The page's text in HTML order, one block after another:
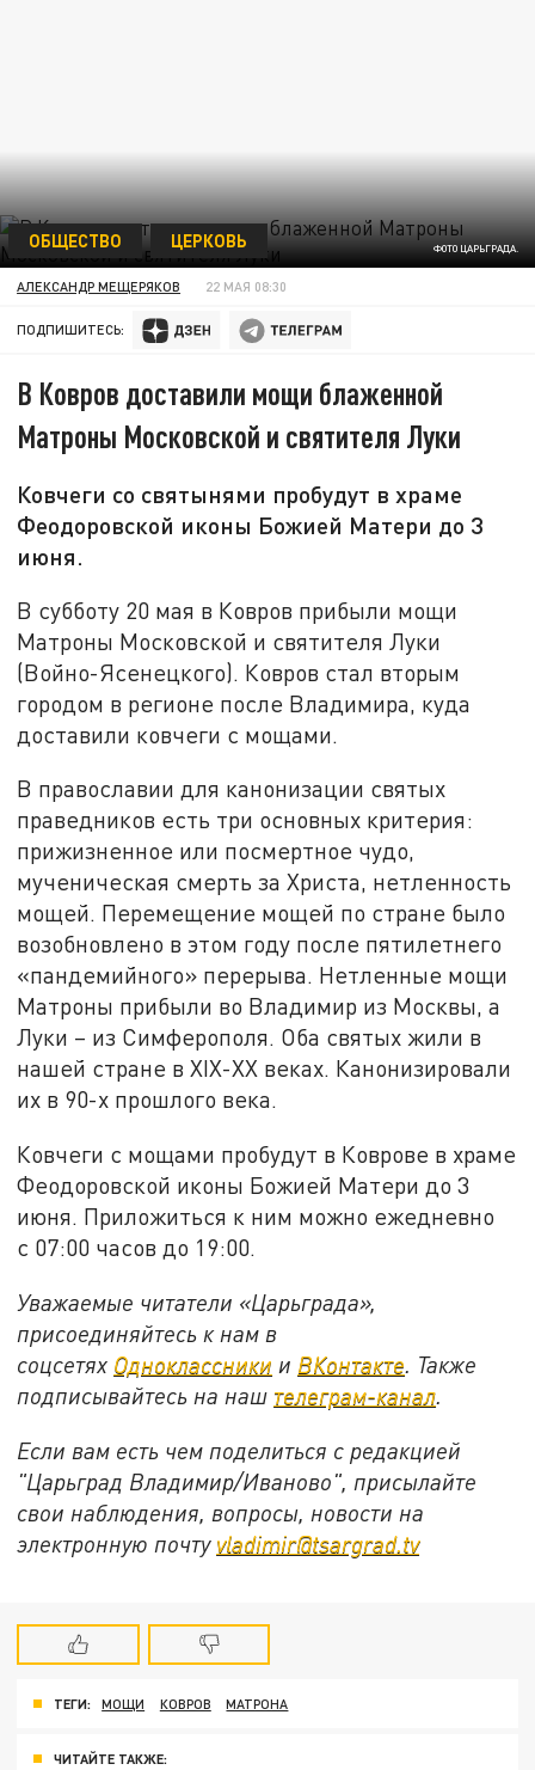
ФОТО ЦАРЬГРАДА.
ОБЩЕСТВО ЦЕРКОВЬ
АЛЕКСАНДР МЕЩЕРЯКОВ 22 МАЯ 08:30
ПОДПИШИТЕСЬ:
В Ковров доставили мощи блаженной
Матроны Московской и святителя Луки
Ковчеги со святынями пробудут в храме
Феодоровской иконы Божией Матери до 3
июня.
В субботу 20 мая в Ковров прибыли мощи
Матроны Московской и святителя Луки
(Войно-Ясенецкого). Ковров стал вторым
городом в регионе после Владимира, куда
доставили ковчеги с мощами.
В православии для канонизации святых
праведников есть три основных критерия:
прижизненное или посмертное чудо,
мученическая смерть за Христа, нетленность
мощей. Перемещение мощей по стране было
возобновлено в этом году после пятилетнего
«пандемийного» перерыва. Нетленные мощи
Матроны прибыли во Владимир из Москвы, а
Луки – из Симферополя. Оба святых жили в
нашей стране в XIX-XX веках. Канонизировали
их в 90-х прошлого века.
Ковчеги с мощами пробудут в Коврове в храме
Феодоровской иконы Божией Матери до 3
июня. Приложиться к ним можно ежедневно
с 07:00 часов до 19:00.
Уважаемые читатели «Царьграда»,
присоединяйтесь к нам в
соцсетях Одноклассники и ВКонтакте. Также
подписывайтесь на наш телеграм-канал.
Если вам есть чем поделиться с редакцией
"Царьград Владимир/Иваново", присылайте
свои наблюдения, вопросы, новости на
электронную почту vladimir@tsargrad.tv
ТЕГИ: МОЩИ КОВРОВ МАТРОНА
ЧИТАЙТЕ ТАКЖЕ: